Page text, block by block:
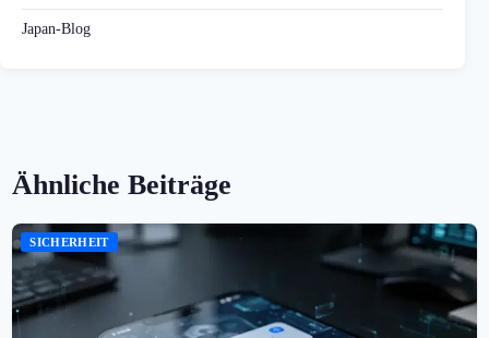
Japan-Blog
Ähnliche Beiträge
SICHERHEIT